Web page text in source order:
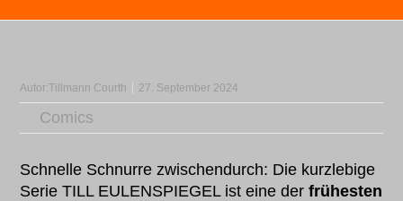
Autor:Tillmann Courth 27. September 2024
Comics
Schnelle Schnurre zwischendurch: Die kurzlebige
Serie TILL EULENSPIEGEL ist eine derfrühesten